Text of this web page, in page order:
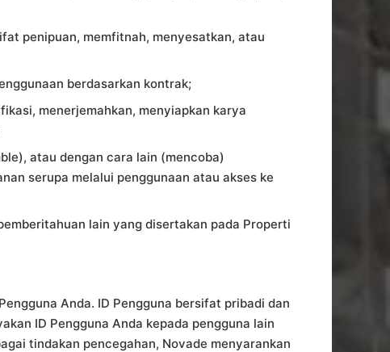
penipuan, memfitnah, menyesatkan, atau
berdasarkan kontrak;
menerjemahkan, menyiapkan karya
atau dengan cara lain (mencoba)
serupa melalui penggunaan atau akses ke
lain yang disertakan pada Properti
Anda. ID Pengguna bersifat pribadi dan
ID Pengguna Anda kepada pengguna lain
tindakan pencegahan, Novade menyarankan